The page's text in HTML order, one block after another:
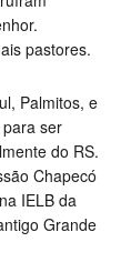
pastores.
Palmitos, e
ser
do RS.
Chapecó
IELB da
Grande